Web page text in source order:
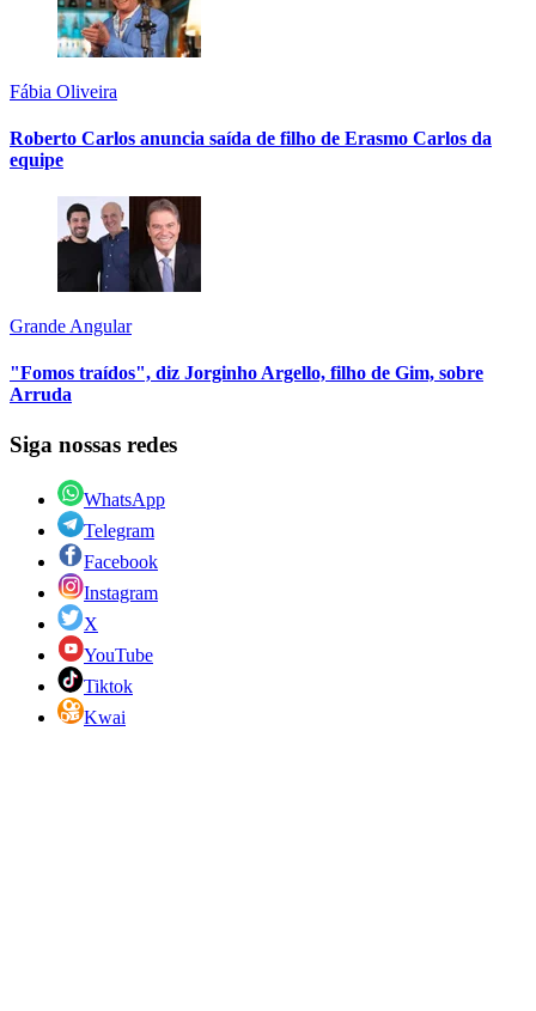
Fábia Oliveira
Roberto Carlos anuncia saída de filho de Erasmo Carlos da
equipe
Grande Angular
"Fomos traídos", diz Jorginho Argello, filho de Gim, sobre
Arruda
Siga nossas redes
WhatsApp
Telegram
Facebook
Instagram
X
YouTube
Tiktok
Kwai